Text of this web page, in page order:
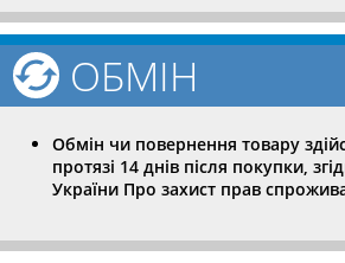
ОБМІН
Обмін чи повернення товару
протязі 14 днів після покупки,
України Про захист прав